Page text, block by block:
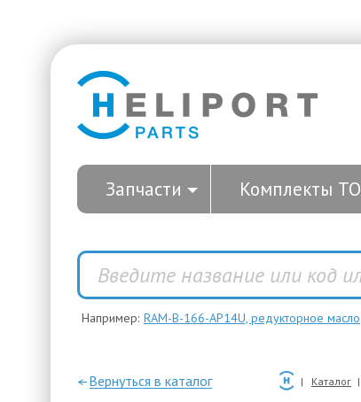
Запчасти Комплекты ТО
Например: RAM-B-166-AP14U, редукторное масло
—Вернуться в каталог Каталог